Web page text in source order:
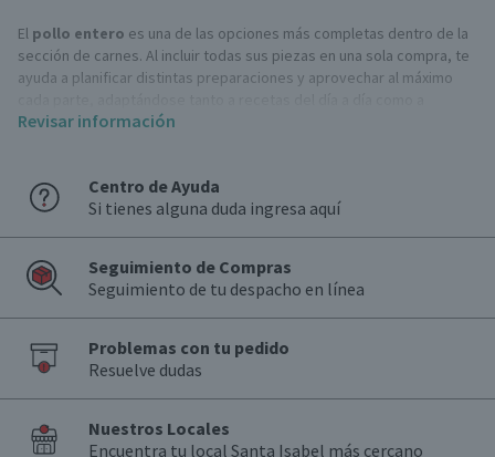
El pollo entero es una de las opciones más completas dentro de la
sección de carnes. Al incluir todas sus piezas en una sola compra, te
ayuda a planificar distintas preparaciones y aprovechar al máximo
ocasiones más especiales.
práctica para quienes buscan variedad sin necesidad de adquirir
cada corte por separado.
Estos alimentosvienen con todas sus piezas, cada una con
características propias para distintos tipos de preparación.
Pechuga
hacen ideal para preparaciones al horno, a la plancha o desmenuzada
Revisar información
Centro de Ayuda
Si tienes alguna duda ingresa aquí
Seguimiento de Compras
Seguimiento de tu despacho en línea
Problemas con tu pedido
Resuelve dudas
Nuestros Locales
Encuentra tu local Santa Isabel más cercano